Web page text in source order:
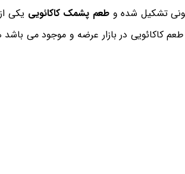
تشکیل شده وطعم پشمک کاکائویی یکی
طعم کاکائویی در بازار عرضه و موجود می